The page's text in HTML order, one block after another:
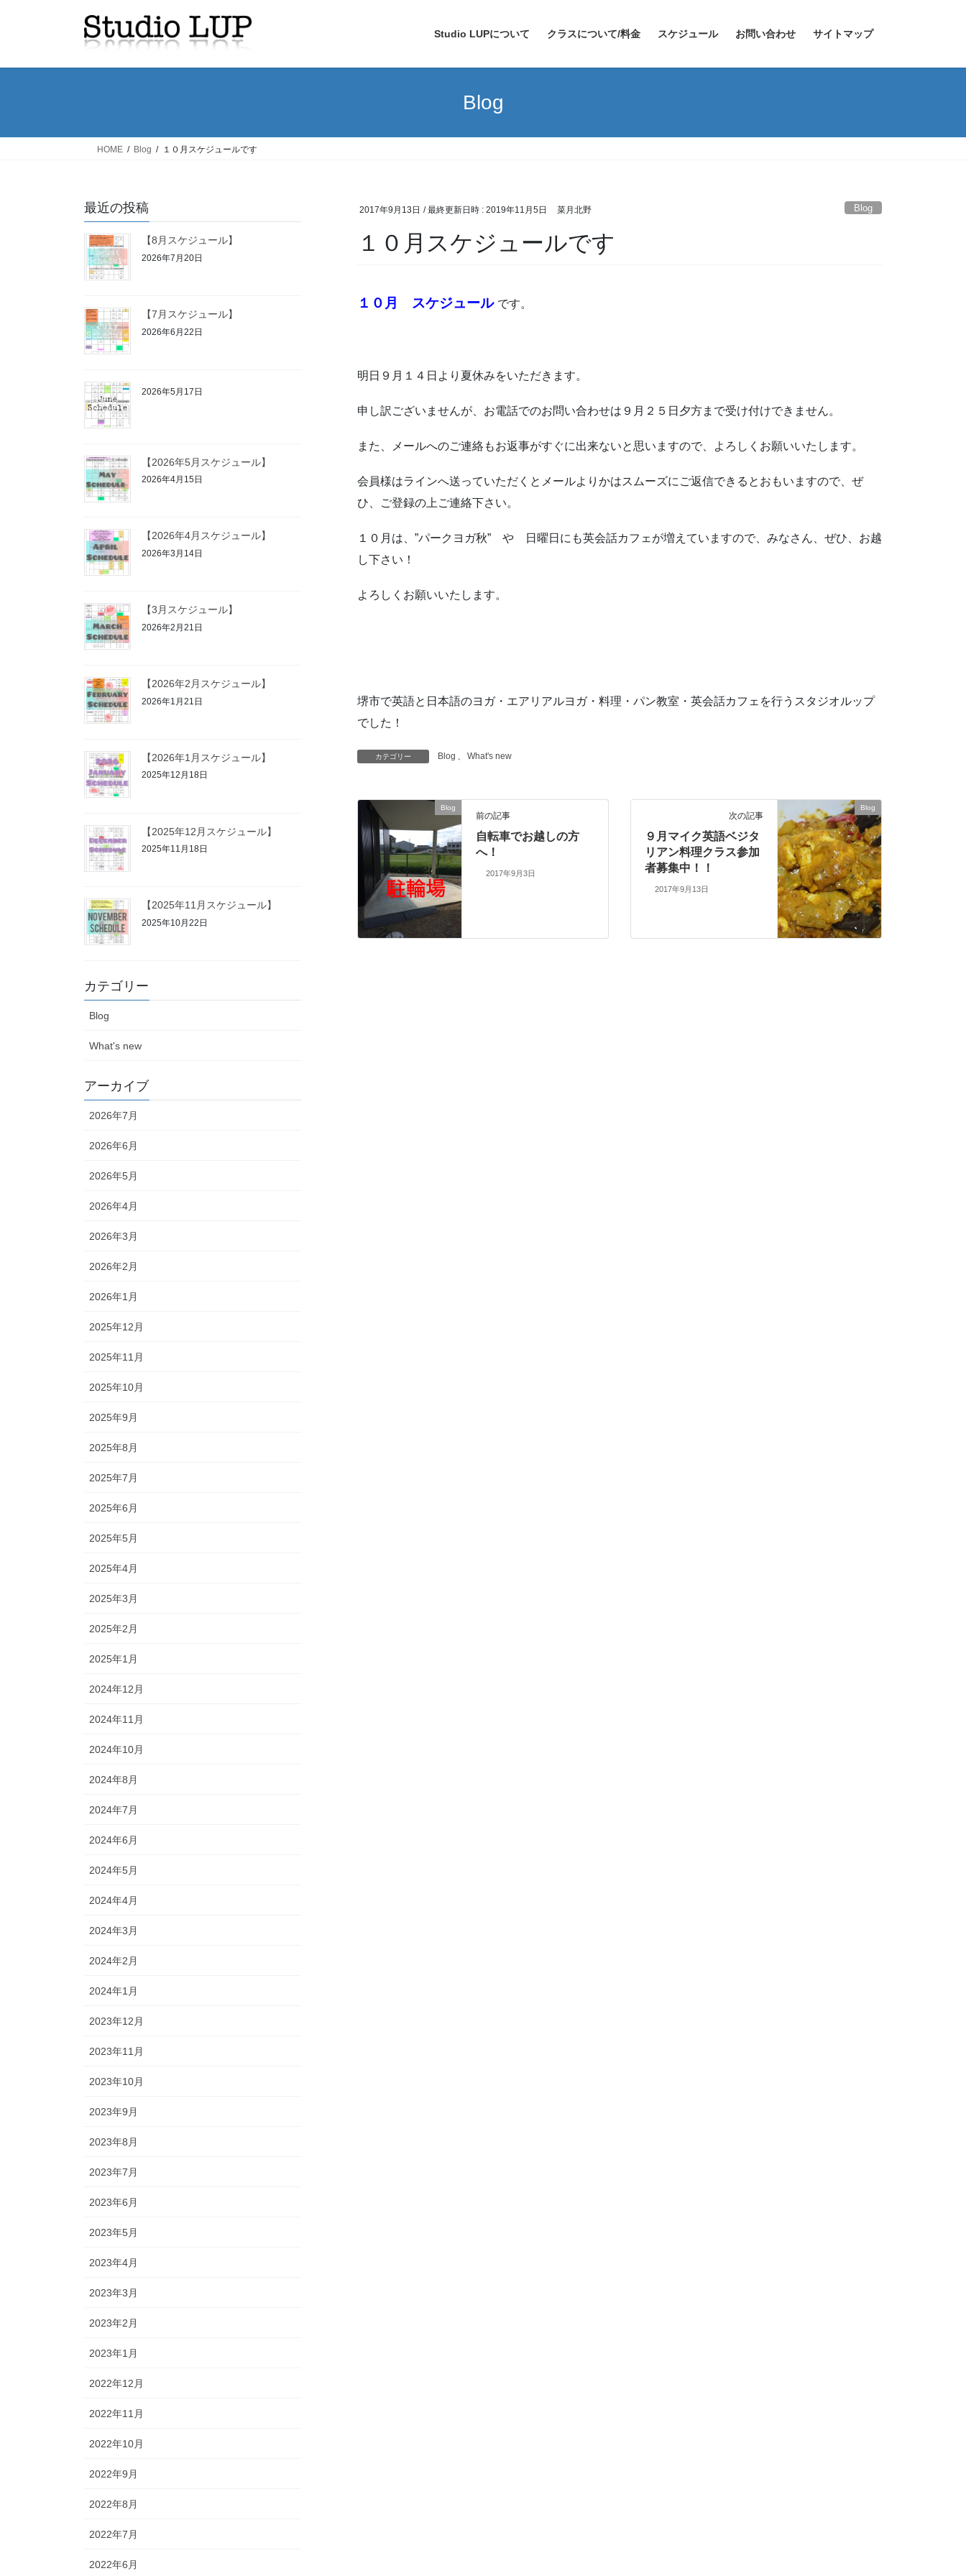
Studio LUPについて クラスについて/料金 スケジュール お問い合わせ サイトマップ
Blog
HOME Blog １０月スケジュールです
2017年9月13日 / 最終更新日時 : 2019年11月5日 菜月北野 Blog
１０月スケジュールです
１０月 スケジュール です。
明日９月１４日より夏休みをいただきます。
申し訳ございませんが、お電話でのお問い合わせは９月２５日夕方まで受け付けできません。
また、メールへのご連絡もお返事がすぐに出来ないと思いますので、よろしくお願いいたします。
会員様はラインへ送っていただくとメールよりかはスムーズにご返信できるとおもいますので、ぜ
ひ、ご登録の上ご連絡下さい。
１０月は、”パークヨガ秋” や 日曜日にも英会話カフェが増えていますので、みなさん、ぜひ、お越
し下さい！
よろしくお願いいたします。
堺市で英語と日本語のヨガ・エアリアルヨガ・料理・パン教室・英会話カフェを行うスタジオルップ
でした！
カテゴリー Blog 、 What's new
Blog
前の記事
自転車でお越しの方
へ！
2017年9月3日
Blog
次の記事
９月マイク英語ベジタ
リアン料理クラス参加
者募集中！！
2017年9月13日
最近の投稿
【8月スケジュール】
2026年7月20日
【7月スケジュール】
2026年6月22日
2026年5月17日
【2026年5月スケジュール】
2026年4月15日
【2026年4月スケジュール】
2026年3月14日
【3月スケジュール】
2026年2月21日
【2026年2月スケジュール】
2026年1月21日
【2026年1月スケジュール】
2025年12月18日
【2025年12月スケジュール】
2025年11月18日
【2025年11月スケジュール】
2025年10月22日
カテゴリー
Blog
What's new
アーカイブ
2026年7月
2026年6月
2026年5月
2026年4月
2026年3月
2026年2月
2026年1月
2025年12月
2025年11月
2025年10月
2025年9月
2025年8月
2025年7月
2025年6月
2025年5月
2025年4月
2025年3月
2025年2月
2025年1月
2024年12月
2024年11月
2024年10月
2024年8月
2024年7月
2024年6月
2024年5月
2024年4月
2024年3月
2024年2月
2024年1月
2023年12月
2023年11月
2023年10月
2023年9月
2023年8月
2023年7月
2023年6月
2023年5月
2023年4月
2023年3月
2023年2月
2023年1月
2022年12月
2022年11月
2022年10月
2022年9月
2022年8月
2022年7月
2022年6月